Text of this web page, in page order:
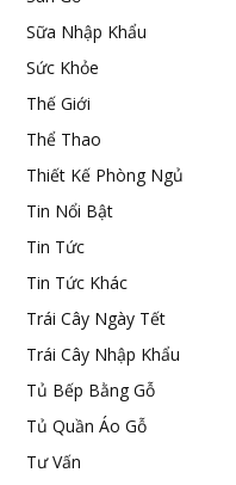
Sữa Nhập Khẩu
Sức Khỏe
Thế Giới
Thể Thao
Thiết Kế Phòng Ngủ
Tin Nổi Bật
Tin Tức
Tin Tức Khác
Trái Cây Ngày Tết
Trái Cây Nhập Khẩu
Tủ Bếp Bằng Gỗ
Tủ Quần Áo Gỗ
Tư Vấn